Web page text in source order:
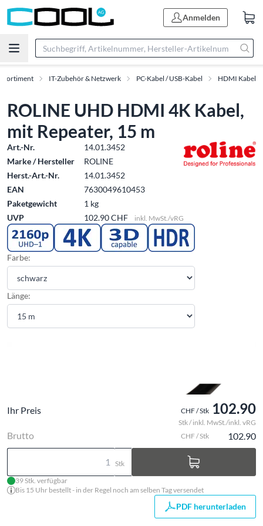
Anmelden
Sortiment IT-Zubehör & Netzwerk PC-Kabel / USB-Kabel HDMI Kabel
ROLINE UHD HDMI 4K Kabel,
mit Repeater, 15 m
Art.-Nr.
14.01.3452
Marke / Hersteller
ROLINE
Herst.-Art.-Nr.
14.01.3452
EAN
7630049610453
Paketgewicht
1 kg
UVP
102.90 CHF inkl. MwSt./vRG
Farbe:
Länge:
Ihr Preis CHF / Stk 102.90
Stk / inkl. MwSt./inkl. vRG
Brutto CHF / Stk 102.90
Stk
39 Stk. verfügbar
Bis 15 Uhr bestellt - in der Regel noch am selben Tag versendet
PDF herunterladen